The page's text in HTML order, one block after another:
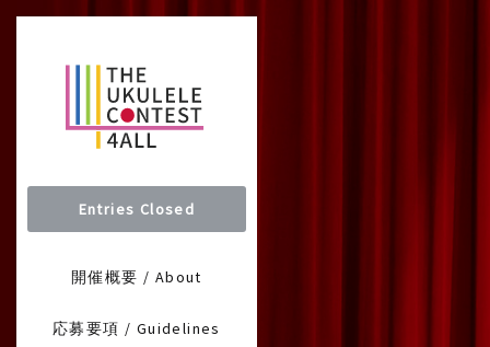
Entries Closed
開催概要 / About
応募要項 / Guidelines